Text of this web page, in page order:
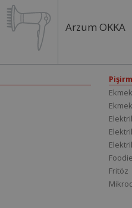
Arzum OKKA
Fritöz